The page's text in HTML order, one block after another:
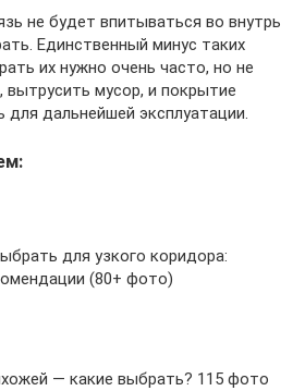
не будет впитываться во внутрь
Единственный минус таких
их нужно очень часто, но не
вытрусить мусор, и покрытие
дальнейшей эксплуатации.
для узкого коридора:
(80+ фото)
— какие выбрать? 115 фото